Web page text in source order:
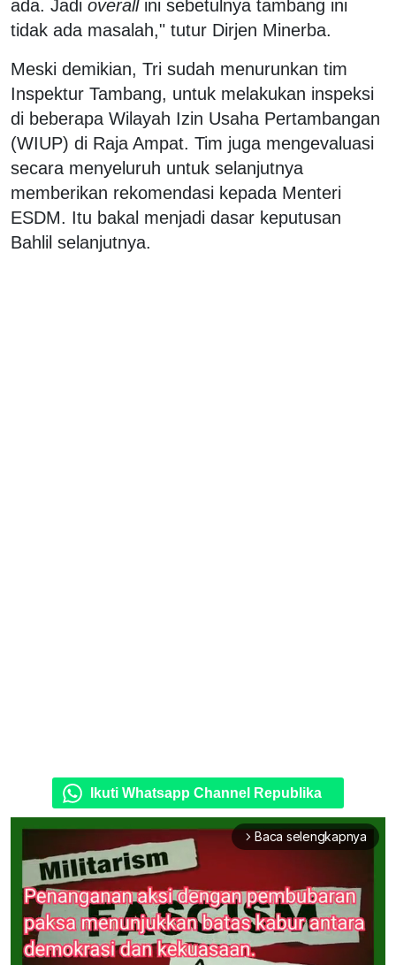
ada. Jadi overallini sebetulnya tambang ini
tidak ada masalah," tutur Dirjen Minerba.
Meski demikian, Tri sudah menurunkan tim
Inspektur Tambang, untuk melakukan inspeksi
di beberapa Wilayah Izin Usaha Pertambangan
(WIUP) di Raja Ampat. Tim juga mengevaluasi
secara menyeluruh untuk selanjutnya
memberikan rekomendasi kepada Menteri
ESDM. Itu bakal menjadi dasar keputusan
Bahlil selanjutnya.
Ikuti Whatsapp Channel Republika
arrow_forward_ios Baca selengkapnya